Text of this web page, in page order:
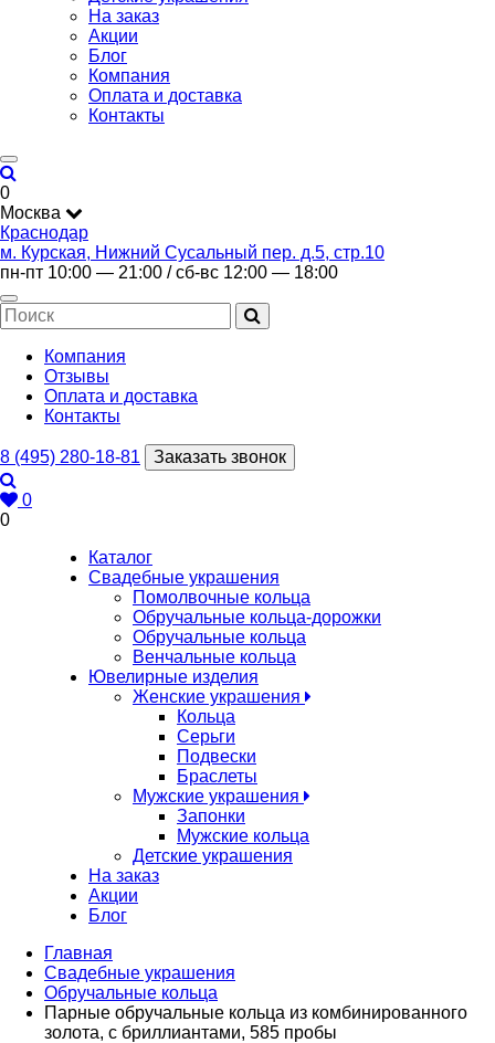
На заказ
Акции
Блог
Компания
Оплата и доставка
Контакты
0
Москва
Краснодар
м. Курская, Нижний Сусальный пер. д.5, стр.10
пн-пт 10:00 — 21:00 / сб-вс 12:00 — 18:00
Компания
Отзывы
Оплата и доставка
Контакты
8 (495) 280-18-81 Заказать звонок
0
0
Каталог
Свадебные украшения
Помолвочные кольца
Обручальные кольца-дорожки
Обручальные кольца
Венчальные кольца
Ювелирные изделия
Женские украшения
Кольца
Серьги
Подвески
Браслеты
Мужские украшения
Запонки
Мужские кольца
Детские украшения
На заказ
Акции
Блог
Главная
Свадебные украшения
Обручальные кольца
Парные обручальные кольца из комбинированного
золота, с бриллиантами, 585 пробы